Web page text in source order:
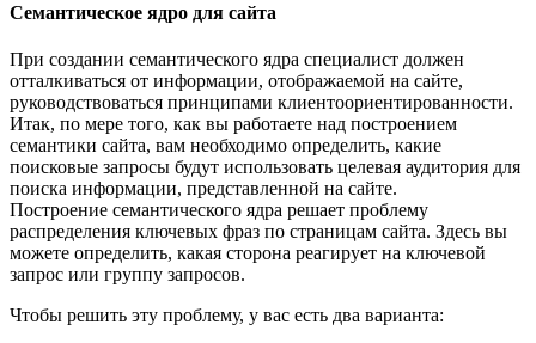
Семантическое ядро для сайта
При создании семантического ядра специалист должен
отталкиваться от информации, отображаемой на сайте,
руководствоваться принципами клиентоориентированности.
Итак, по мере того, как вы работаете над построением
семантики сайта, вам необходимо определить, какие
поисковые запросы будут использовать целевая аудитория для
поиска информации, представленной на сайте.
Построение семантического ядра решает проблему
распределения ключевых фраз по страницам сайта. Здесь вы
можете определить, какая сторона реагирует на ключевой
запрос или группу запросов.
Чтобы решить эту проблему, у вас есть два варианта: